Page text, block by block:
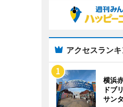
アクセスラン
横浜
ドブ
サン